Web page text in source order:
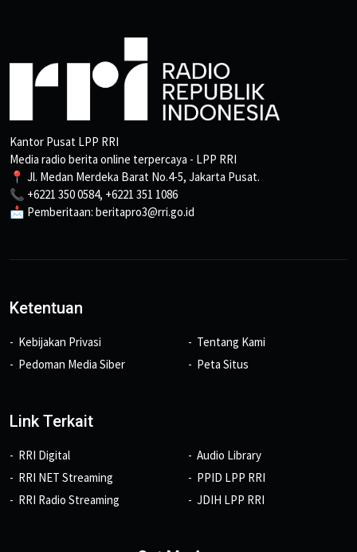
Kantor Pusat LPP RRI
Media radio berita online terpercaya - LPP RRI
📍 Jl. Medan Merdeka Barat No.4-5, Jakarta Pusat.
📞 +6221 350 0584, +6221 351 1086
📩 Pemberitaan: beritapro3@rri.go.id
Ketentuan
Kebijakan Privasi
Pedoman Media Siber
Tentang Kami
Peta Situs
Link Terkait
RRI Digital
RRI NET Streaming
RRI Radio Streaming
Audio Library
PPID LPP RRI
JDIH LPP RRI